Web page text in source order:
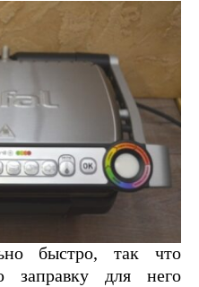
быстро, так что
заправку для него